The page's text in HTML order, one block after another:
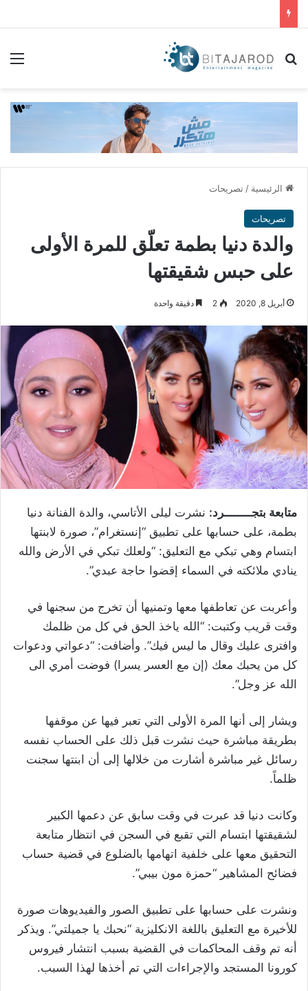
بحث عن
الرئيسية / تصريحات
تصريحات
والدة دنيا بطمة تعلّق للمرة الأولى
على حبس شقيقتها
أبريل 8, 2020 2 دقيقة واحدة
متابعة بتجــــــــرد: نشرت ليلى الأتاسي، والدة الفنانة دنيا
بطمة، على حسابها على تطبيق “إنستغرام”، صورة لابنتها
ابتسام وهي تبكي مع التعليق: “ولعلك تبكي في الأرض والله
ينادي ملائكته في السماء إقضوا حاجة عبدي”.
وأعربت عن تعاطفها معها وتمنيها أن تخرج من سجنها في
وقت قريب وكتبت: “الله ياخذ الحق في كل من ظلمك
وافترى عليك وقال ما ليس فيك”. وأضافت: “دعواتي ودعوات
كل من يحبك معك (إن مع العسر يسرا) فوضت أمري الى
الله عز وجل”.
ويشار إلى أنها المرة الأولى التي تعبر فيها عن موقفها
بطريقة مباشرة حيث نشرت قبل ذلك على الحساب نفسه
رسائل غير مباشرة أشارت من خلالها إلى أن ابنتها سجنت
ظلماً.
وكانت دنيا قد عبرت في وقت سابق عن دعمها الكبير
لشقيقتها ابتسام التي تقبع في السجن في انتظار متابعة
التحقيق معها على خلفية اتهامها بالضلوع في قضية حساب
فضائح المشاهير “حمزة مون بيبي”.
ونشرت على حسابها على تطبيق الصور والفيديوهات صورة
للأخيرة مع التعليق باللغة الانكليزية “نحبك يا جميلتي”. ويذكر
أنه تم وقف المحاكمات في القضية بسبب انتشار فيروس
كورونا المستجد والإجراءات التي تم أخذها لهذا السبب.